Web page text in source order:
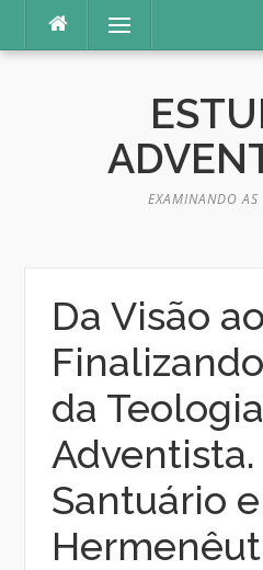
o
Menu
EXAMINANDO AS
Da Visão
da Teologia
Adventista.
Santuário e